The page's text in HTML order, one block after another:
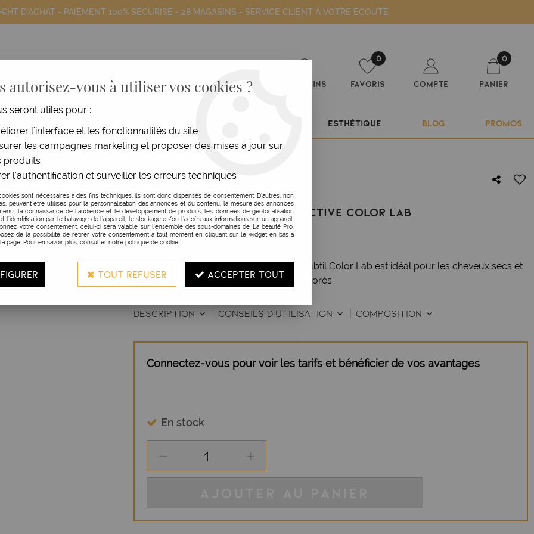
D'ACHAT - PAIEMENT 100% SÉCURISÉ - 28 MAGASINS - SERVICE CLIENT À VOTRE ÉCOUTE
Magasins
0
Favoris Compte
0
Panier
ESTHÉTIQUE BLOG PROMOS
cassants >Shampooing Hydratation Active Color Lab
SUBTIL
SHAMPOOING HYDRATATION ACTIVE COLOR LAB
300 ML
Le shampooing Hydratation Active de Subtil Color Lab est idéal pour les cheveux secs et
déshydratés, qu'ils soient naturels ou colorés.
DESCRIPTION CONSEILS D'UTILISATION COMPOSITION
Connectez-vous pour voir les tarifs et bénéficier de vos avantages
En stock
autorisez-vous à utiliser vos cookies ?
seront utiles pour :
l'interface et les fonctionnalités du site
les campagnes marketing et proposer des mises à jour sur
produits
l'authentification et surveiller les erreurs techniques
sont nécessaires à des fins techniques, ils sont donc dispensés de consentement. D'autres, non
peuvent être utilisés pour la personnalisation des annonces et du contenu, la mesure des annonces
la connaissance de l'audience et le développement de produits, les données de géolocalisation
l'identification par le balayage de l'appareil, le stockage et/ou l'accès aux informations sur un appareil.
votre consentement, celui-ci sera valable sur l’ensemble des sous-domaines de La beauté Pro.
de la possibilité de retirer votre consentement à tout moment en cliquant sur le widget en bas à
page. Pour en savoir plus, consulter notre politique de cookie.
TOUT REFUSER ACCEPTER TOUT